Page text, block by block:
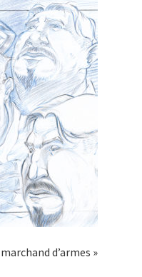
d’armes »